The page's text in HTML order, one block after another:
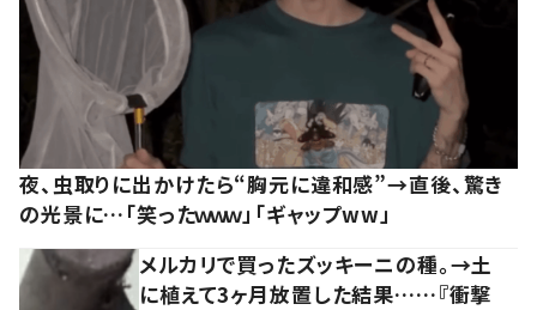
夜、虫取りに出かけたら“胸元に違和感”→直後、驚き
の光景に…「笑ったｗｗｗ」「ギャップww」
メルカリで買ったズッキーニの種。→土
に植えて3ヶ月放置した結果……『衝撃